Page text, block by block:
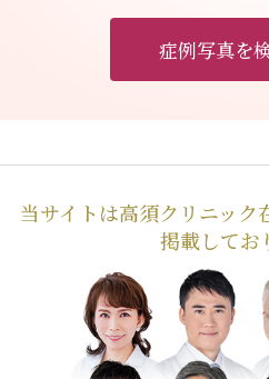
症例写真を
当サイトは高須クリニッ
掲載してお